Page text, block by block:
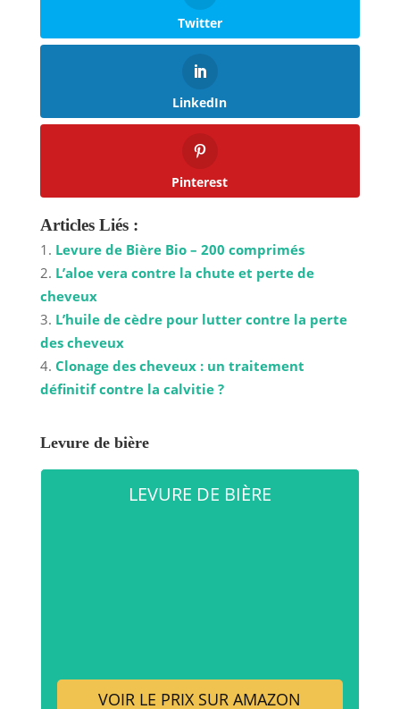
Twitter
LinkedIn
Pinterest
Articles Liés :
Levure de Bière Bio – 200 comprimés
L’aloe vera contre la chute et perte de
cheveux
L’huile de cèdre pour lutter contre la perte
des cheveux
Clonage des cheveux : un traitement
définitif contre la calvitie ?
Levure de bière
LEVURE DE BIÈRE
VOIR LE PRIX SUR AMAZON